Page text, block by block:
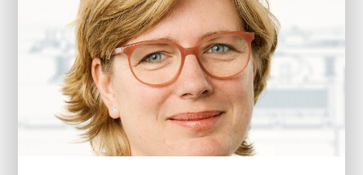
Streckennetz
Lokpool
Lokwerkstatt
Presse & News